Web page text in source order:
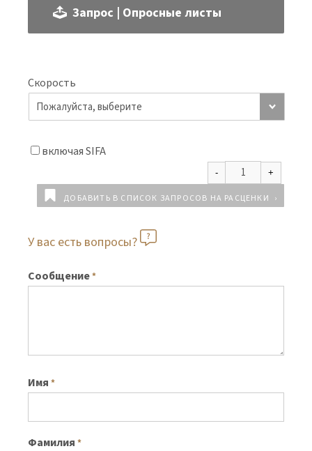
Запрос | Опросные листы
Скорость
включая SIFA
ДОБАВИТЬ В СПИСОК ЗАПРОСОВ НА РАСЦЕНКИ
У вас есть вопросы?
Сообщение*
Имя *
Фамилия *